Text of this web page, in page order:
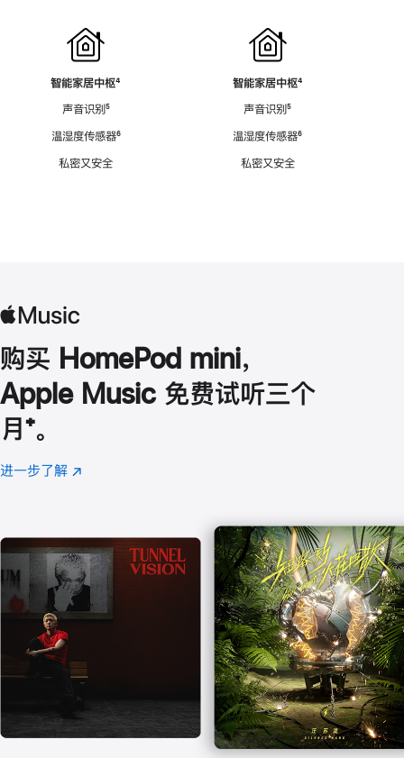
智能家居中枢脚
⁴
声音识别脚
⁵
温湿度传感器脚
⁶
私密又安全
智能家居中枢脚
⁴
声音识别脚
⁵
温湿度传感器脚
⁶
私密又安全
购买 HomePod mini，
Apple Music 免费试听三个
月 脚
注
⁺。
进一步了解 Apple
(在
口
中
打
开)